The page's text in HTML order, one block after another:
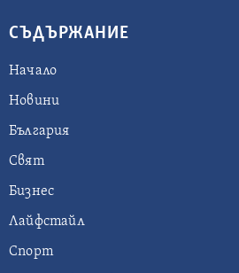
СЪДЪРЖАНИЕ
Начало
Новини
България
Свят
Бизнес
Лайфстайл
Спорт